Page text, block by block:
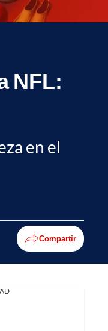
NFL:
en el
Compartir